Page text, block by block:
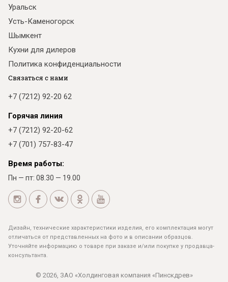
Уральск
Усть-Каменогорск
Шымкент
Кухни для дилеров
Политика конфиденциальности
Связаться с нами
+7 (7212) 92-20 62
Горячая линия
+7 (7212) 92-20-62
+7 (701) 757-83-47
Время работы:
Пн — пт: 08.30 — 19.00
Дизайн, технические характеристики изделия, его комплектация могут
отличаться от представленных на фото и в описании образцов.
Уточняйте информацию о товаре при заказе и/или покупке у продавца-
консультанта.
© 2026, ЗАО «Холдинговая компания «Пинскдрев»